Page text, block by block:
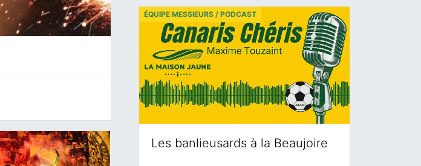
Les banlieusards à la Beaujoire
ÉQUIPE MESSIEURS / PODCAST